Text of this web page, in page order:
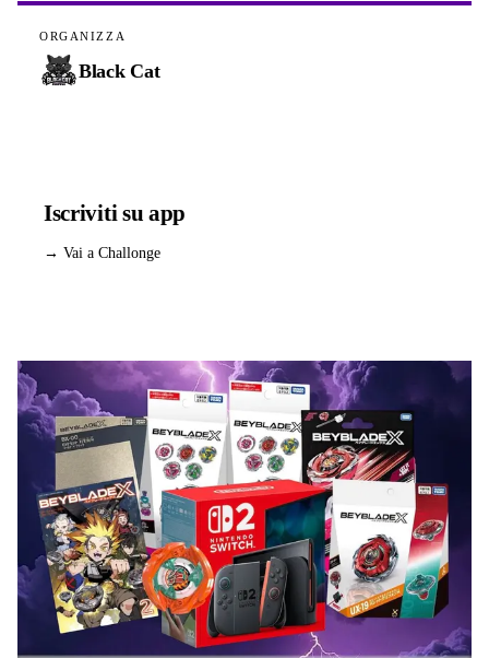
ORGANIZZA
Black Cat
Iscriviti su app
→ Vai a Challonge